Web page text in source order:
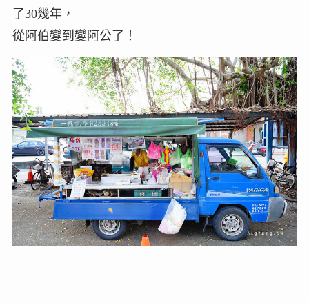
了30幾年，
從阿伯變到變阿公了！